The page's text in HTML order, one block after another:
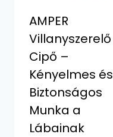
AMPER
Villanyszerelő
Cipő –
Kényelmes és
Biztonságos
Munka a
Lábainak